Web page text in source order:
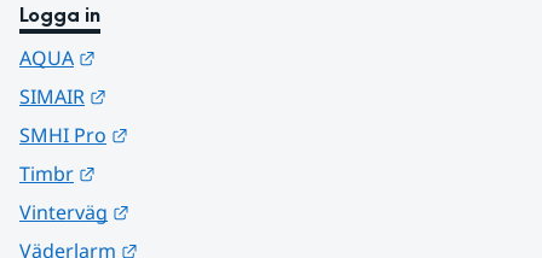
Logga in
AQUA
SIMAIR
SMHI Pro
Timbr
Vinterväg
Väderlarm